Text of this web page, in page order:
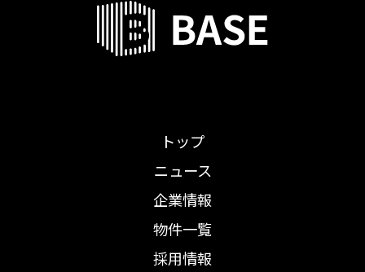
トップ
ニュース
企業情報
物件一覧
採用情報